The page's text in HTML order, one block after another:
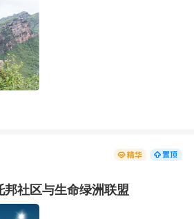
社区与生命绿洲联盟